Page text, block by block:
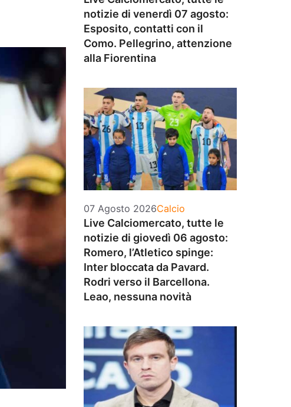
notizie di venerdì 07 agosto:
Esposito, contatti con il
Como. Pellegrino, attenzione
alla Fiorentina
07 Agosto 2026Categorie
Calcio
Live Calciomercato, tutte le
notizie di giovedì 06 agosto:
Romero, l’Atletico spinge:
Inter bloccata da Pavard.
Rodri verso il Barcellona.
Leao, nessuna novità